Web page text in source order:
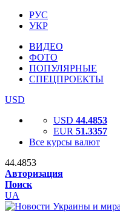
РУС
УКР
ВИДЕО
ФОТО
ПОПУЛЯРНЫЕ
СПЕЦПРОЕКТЫ
USD
USD 44.4853
EUR 51.3357
Все курсы валют
44.4853
Авторизация
Поиск
UA